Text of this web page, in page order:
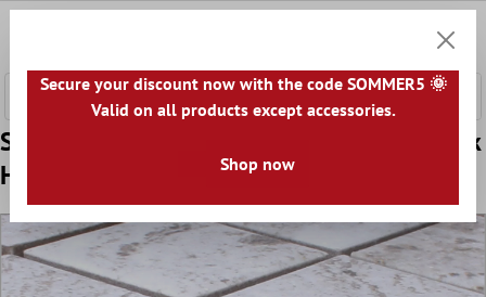
Sample Mozaïektegel Keramiek Sten Optiek
Herkules Lichtgrijs
Secure your discount now with the code SOMMER5 🌞
Valid on all products except accessories.
Shop now